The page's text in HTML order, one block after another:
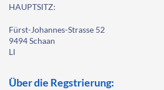
HAUPTSITZ:
Fürst-Johannes-Strasse 52
9494 Schaan
LI
Über die Regstrierung: